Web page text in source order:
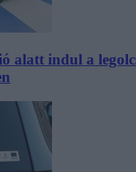
alatt indul a